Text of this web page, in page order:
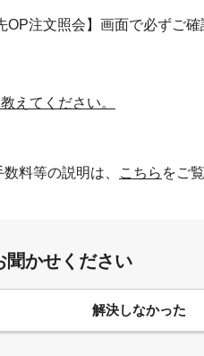
注文照会】画面で必ずご確
えてください。
料等の説明は、 こちら をご
聞かせください
解決しなかった